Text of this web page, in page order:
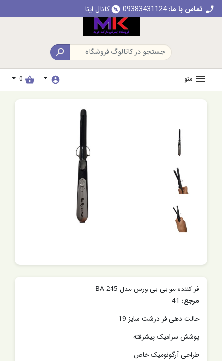
call تماس با ما: 09383431124
explore کانال ایتا

منو account_circle
shopping_basket
0
فر کننده مو بی بی ورس مدل BA-245
مرجع:
حالت دهی فر درشت سایز 19
پوشش سرامیک پیشرفته
طراحی آرگونومیک خاص